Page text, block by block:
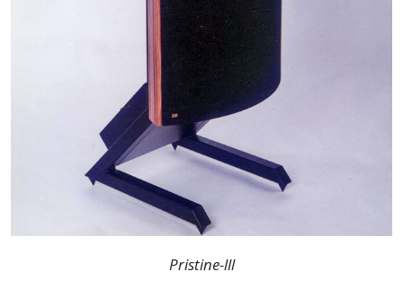
Pristine-lll